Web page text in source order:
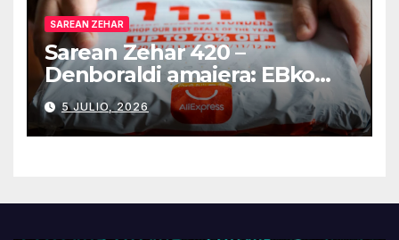
SAREAN ZEHAR
Sarean Zehar 420 –
Denboraldi amaiera: EBko
muga-zerga berriak
AliExpressi, AEBetako AAren
kontrola, Googleri behin
PlayStationeko bideojoko
5 JULIO, 2026